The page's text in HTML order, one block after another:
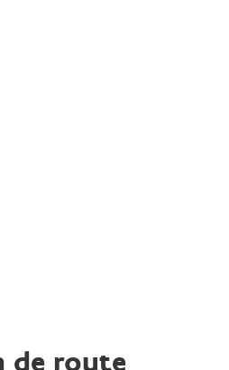
de route